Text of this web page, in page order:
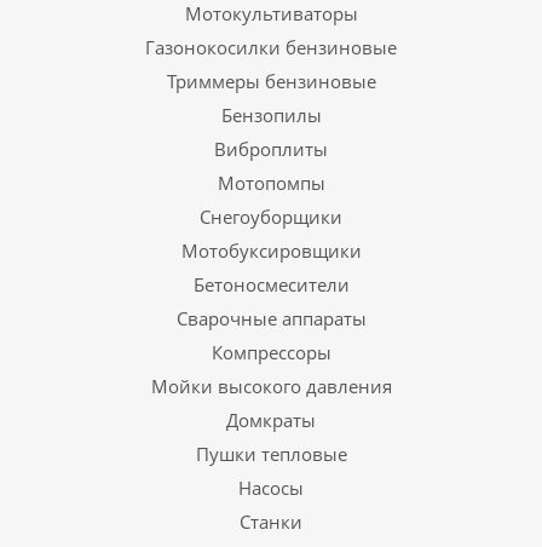
Мотокультиваторы
Газонокосилки бензиновые
Триммеры бензиновые
Бензопилы
Виброплиты
Мотопомпы
Снегоуборщики
Мотобуксировщики
Бетоносмесители
Сварочные аппараты
Компрессоры
Мойки высокого давления
Домкраты
Пушки тепловые
Насосы
Станки